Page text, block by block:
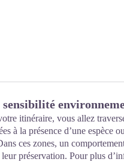
sensibilité
itinéraire, vous allez
à la présence d’une espèce
ces zones, un
préservation. Pour plus